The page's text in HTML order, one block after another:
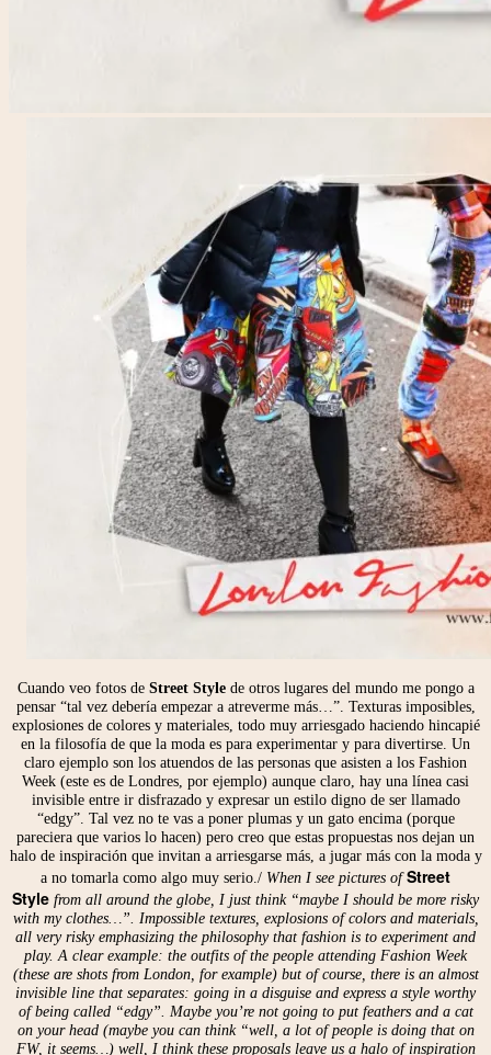
Cuando veo fotos de Street Stylede otros lugares del mundo me pongo a
pensar “tal vez debería empezar a atreverme más…”. Texturas imposibles,
explosiones de colores y materiales, todo muy arriesgado haciendo hincapié
en la filosofía de que la moda es para experimentar y para divertirse. Un
claro ejemplo son los atuendos de las personas que asisten a los Fashion
Week (este es de Londres, por ejemplo) aunque claro, hay una línea casi
invisible entre ir disfrazado y expresar un estilo digno de ser llamado
“edgy”. Tal vez no te vas a poner plumas y un gato encima (porque
pareciera que varios lo hacen) pero creo que estas propuestas nos dejan un
halo de inspiración que invitan a arriesgarse más, a jugar más con la moda y
a no tomarla como algo muy serio./ When I see pictures ofStreet
Style from all around the globe, I just think “maybe I should be more risky
with my clothes…”. Impossible textures, explosions of colors and materials,
all very risky emphasizing the philosophy that fashion is to experiment and
play. A clear example: the outfits of the people attending Fashion Week
(these are shots from London, for example) but of course, there is an almost
invisible line that separates: going in a disguise and express a style worthy
of being called “edgy”. Maybe you’re not going to put feathers and a cat
on your head (maybe you can think “well, a lot of people is doing that on
FW, it seems…) well, I think these proposals leave us a halo of inspiration